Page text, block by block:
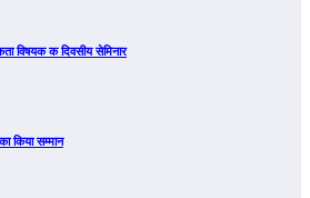
विषयक क दिवसीय सेमिनार
किया सम्‍मान